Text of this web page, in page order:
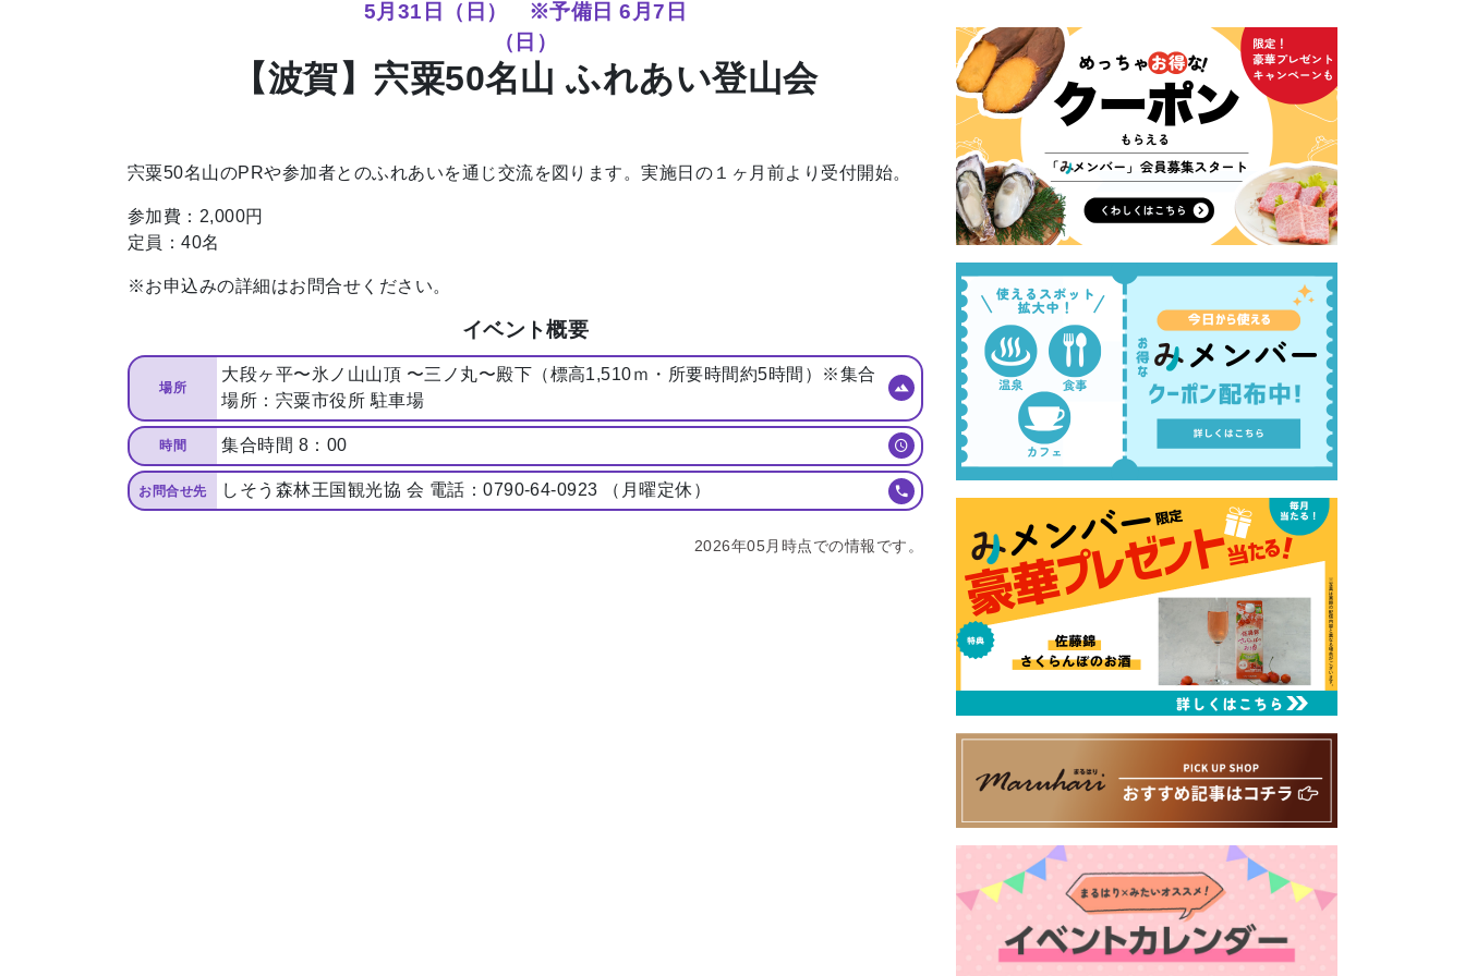
イベント まるはり 雑誌・デジタルブック
Digital books
5⽉31⽇（⽇） ※予備⽇ 6⽉7⽇
（⽇）
【波賀】宍粟50名⼭ ふれあい登⼭会
宍粟50名⼭のPRや参加者とのふれあいを通じ交流を図ります。実施⽇の１ヶ⽉前より受付開始。
参加費：2,000円
定員：40名
※お申込みの詳細はお問合せください。
イベント概要
場所
⼤段ヶ平〜氷ノ⼭⼭頂 〜三ノ丸〜殿下（標⾼1,510ｍ・所要時間約5時間）※集合
場所：宍粟市役所 駐⾞場
時間 集合時間 8：00
お問合せ先 しそう森林王国観光協 会 電話：0790-64-0923 （⽉曜定休）
2026年05月時点での情報です。